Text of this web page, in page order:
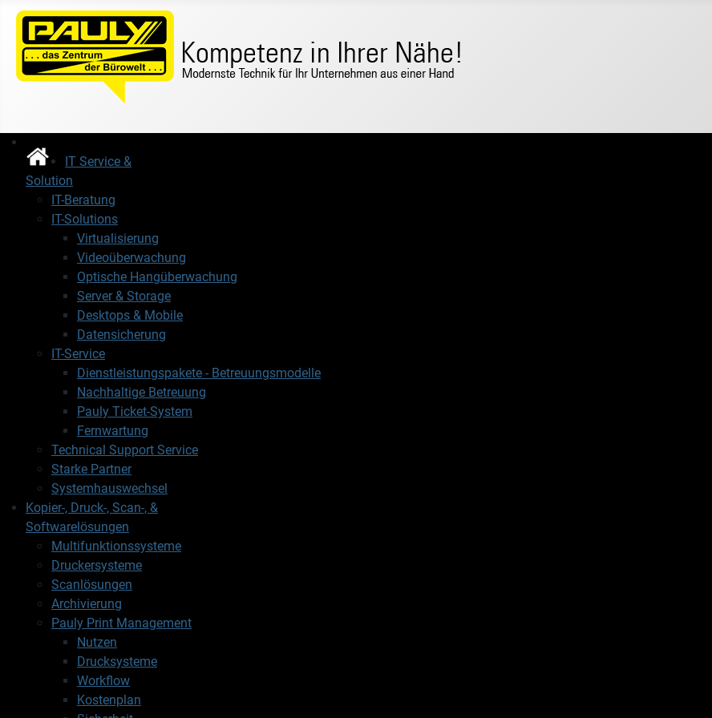
IT Service &
Solution
IT-Beratung
IT-Solutions
Virtualisierung
Videoüberwachung
Optische Hangüberwachung
Server & Storage
Desktops & Mobile
Datensicherung
IT-Service
Dienstleistungspakete - Betreuungsmodelle
Nachhaltige Betreuung
Pauly Ticket-System
Fernwartung
Technical Support Service
Starke Partner
Systemhauswechsel
Kopier-, Druck-, Scan-, &
Softwarelösungen
Multifunktionssysteme
Druckersysteme
Scanlösungen
Archivierung
Pauly Print Management
Nutzen
Drucksysteme
Workflow
Kostenplan